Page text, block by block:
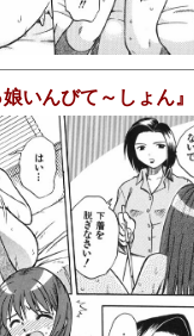
いんびて～しょん